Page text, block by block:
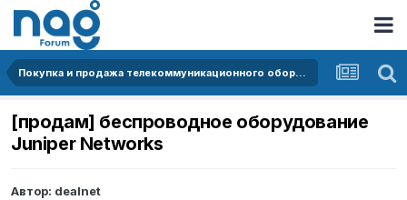
Покупка и продажа телекоммуникационного оборудования
[продам] беспроводное оборудование
Juniper Networks
Автор: dealnet